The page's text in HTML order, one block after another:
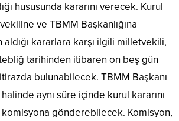
hususunda kararını verecek. Kurul
ve TBMM Başkanlığına
kararlara karşı ilgili milletvekili,
tarihinden itibaren on beş gün
bulunabilecek. TBMM Başkanı
aynı süre içinde kurul kararını
gönderebilecek. Komisyon,